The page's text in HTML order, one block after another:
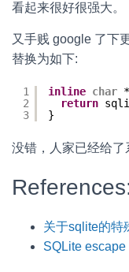
看起来很好很强大。
又手贱 google 了下
替换为如下:
1
2
3
inline char
return
}
没错，人家已经给了
关于sqlite的特
SQLite